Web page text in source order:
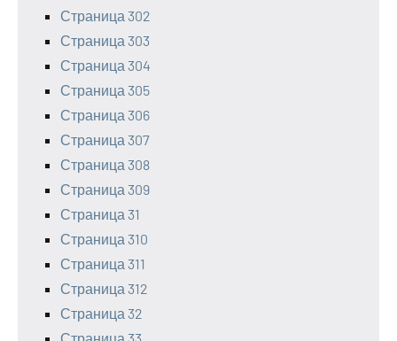
Страница 302
Страница 303
Страница 304
Страница 305
Страница 306
Страница 307
Страница 308
Страница 309
Страница 31
Страница 310
Страница 311
Страница 312
Страница 32